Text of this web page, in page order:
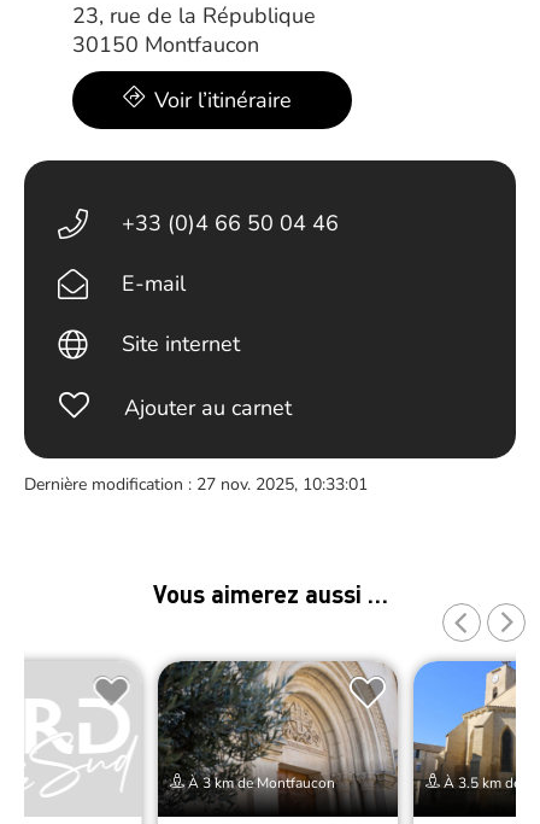
23, rue de la République
30150 Montfaucon
Voir l’itinéraire
+33 (0)4 66 50 04 46
E-mail
Site internet
Ajouter au carnet
Dernière modification : 27 nov. 2025, 10:33:01
Vous aimerez aussi …
À 3 km de Montfaucon À 3.5 km de